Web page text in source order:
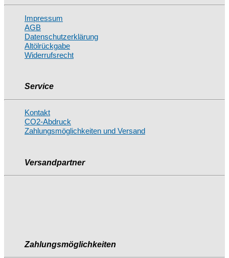
Impressum
AGB
Datenschutzerklärung
Altölrückgabe
Widerrufsrecht
Service
Kontakt
CO2-Abdruck
Zahlungsmöglichkeiten und Versand
Versandpartner
Zahlungsmöglichkeiten